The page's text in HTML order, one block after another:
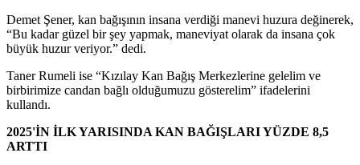
Demet Şener, kan bağışının insana verdiği manevi huzura değinerek,
“Bu kadar güzel bir şey yapmak, maneviyat olarak da insana çok
büyük huzur veriyor.” dedi.
Taner Rumeli ise “Kızılay Kan Bağış Merkezlerine gelelim ve
birbirimize candan bağlı olduğumuzu gösterelim” ifadelerini
kullandı.
2025'İN İLK YARISINDA KAN BAĞIŞLARI YÜZDE 8,5
ARTTI